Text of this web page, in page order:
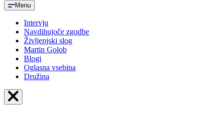
Menu
Intervju
Navdihujoče zgodbe
Življenjski slog
Martin Golob
Blogi
Oglasna vsebina
Družina